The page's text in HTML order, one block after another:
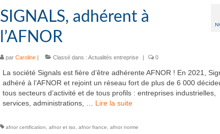
SIGNALS, adhérent à
l’AFNOR
par Caroline| Classé dans : Actualités entreprise | 0
La société Signals est fière d’être adhérente AFNOR ! En 2021,
adhéré à l’AFNOR et rejoint un réseau fort de plus de 6 000
tous secteurs d’activité et de tous profils : entreprises industrielles,
services, administrations, … Lire la suite­­
afnor certification afnor et iso afnor france afnor norme